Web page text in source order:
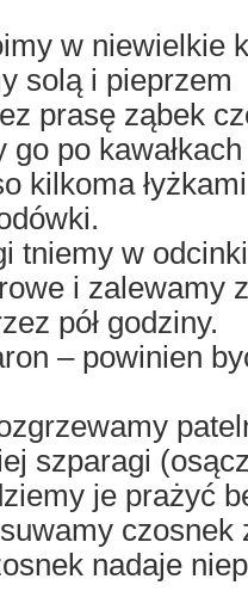
w niewielkie
solą i pieprzem
prasę ząbek
go po
kilkoma
tniemy w odcinki
i zalewamy
pół godziny.
– powinien
szparagi
je prażyć
czosnek
nadaje